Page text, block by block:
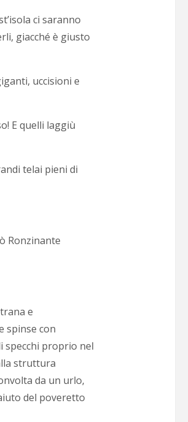
ci saranno
giacché è giusto
uccisioni e
E quelli laggiù
telai pieni di
Ronzinante
e
spinse con
specchi proprio nel
struttura
da un urlo,
del poveretto